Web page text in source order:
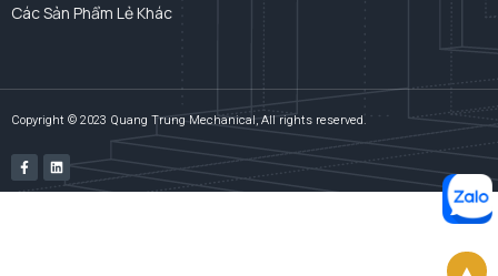
Các Sản Phẩm Lẻ Khác
Copyright © 2023 Quang Trung Mechanical, All rights reserved.